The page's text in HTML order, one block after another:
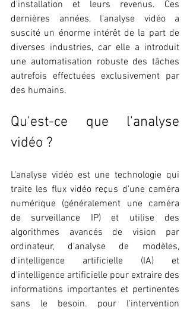
d'installation et leurs revenus. Ces
dernières années, l'analyse vidéo a
suscité un énorme intérêt de la part de
diverses industries, car elle a introduit
une automatisation robuste des tâches
autrefois effectuées exclusivement par
des humains.
Qu'est-ce que l'analyse
vidéo ?
L'analyse vidéo est une technologie qui
traite les flux vidéo reçus d'une caméra
numérique (généralement une caméra
de surveillance IP) et utilise des
algorithmes avancés de vision par
ordinateur, d'analyse de modèles,
d'intelligence artificielle (IA) et
d'intelligence artificielle pour extraire des
informations importantes et pertinentes
sans le besoin. pour l'intervention